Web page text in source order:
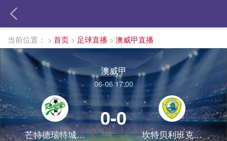
当前位置： > 首页 > 足球直播 > 澳威甲直播
澳威甲
06-06 17:00
芒特德瑞特城流浪者
0-0
坎特贝利班克斯敦FC